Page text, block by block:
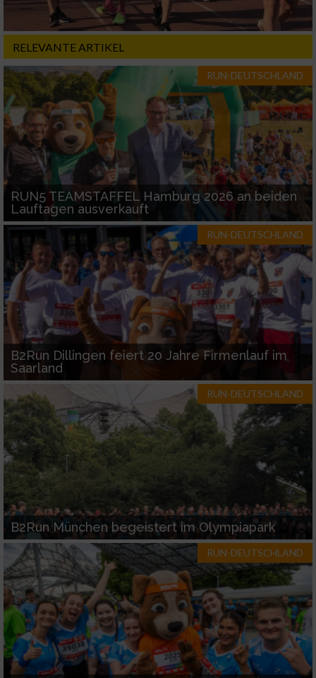
RELEVANTE ARTIKEL
RUN-DEUTSCHLAND
RUN5 TEAMSTAFFEL Hamburg 2026 an beiden
Lauftagen ausverkauft
RUN-DEUTSCHLAND
B2Run Dillingen feiert 20 Jahre Firmenlauf im
Saarland
RUN-DEUTSCHLAND
B2Run München begeistert im Olympiapark
RUN-DEUTSCHLAND
Notwendig
Performance
Funktional
Werbung